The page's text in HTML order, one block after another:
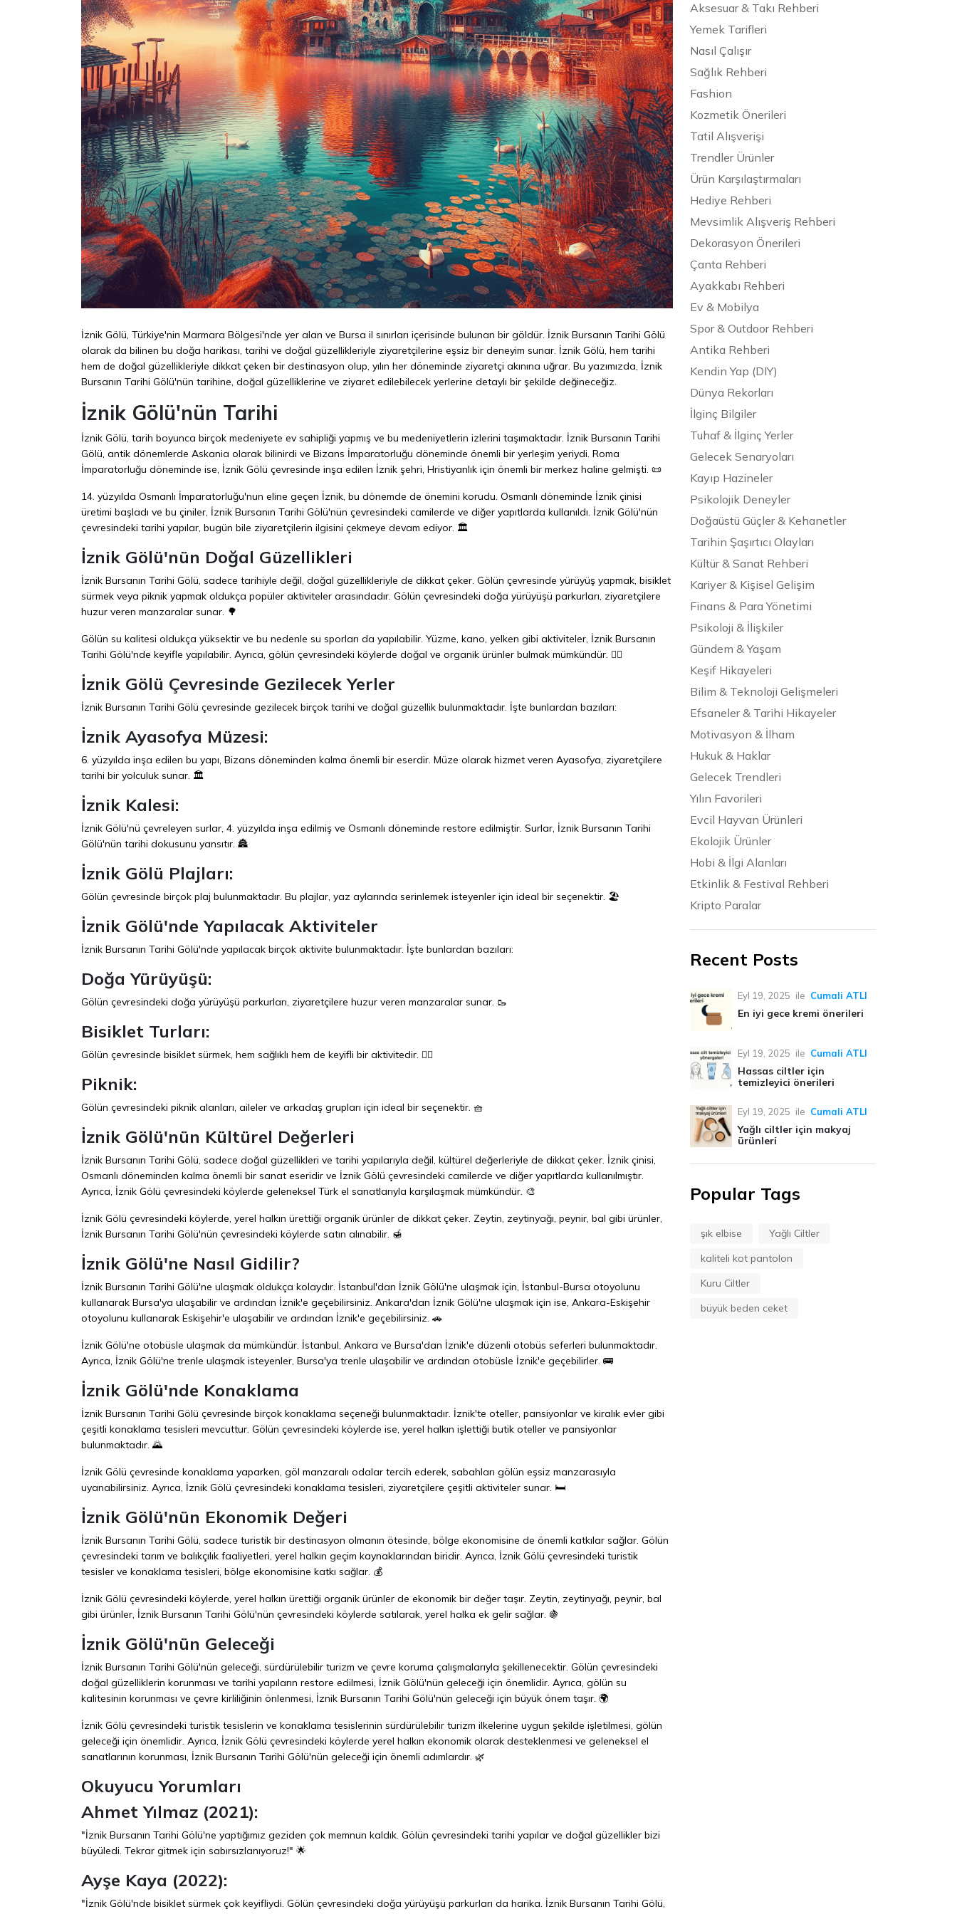
İznik Gölü, Türkiye'nin Marmara Bölgesi'nde yer alan ve Bursa il sınırları içerisinde bulunan bir göldür. İznik Bursanın Tarihi Gölü
olarak da bilinen bu doğa harikası, tarihi ve doğal güzellikleriyle ziyaretçilerine eşsiz bir deneyim sunar. İznik Gölü, hem tarihi
hem de doğal güzellikleriyle dikkat çeken bir destinasyon olup, yılın her döneminde ziyaretçi akınına uğrar. Bu yazımızda, İznik
Bursanın Tarihi Gölü'nün tarihine, doğal güzelliklerine ve ziyaret edilebilecek yerlerine detaylı bir şekilde değineceğiz.
İznik Gölü'nün Tarihi
İznik Gölü, tarih boyunca birçok medeniyete ev sahipliği yapmış ve bu medeniyetlerin izlerini taşımaktadır. İznik Bursanın Tarihi
Gölü, antik dönemlerde Askania olarak bilinirdi ve Bizans İmparatorluğu döneminde önemli bir yerleşim yeriydi. Roma
İmparatorluğu döneminde ise, İznik Gölü çevresinde inşa edilen İznik şehri, Hristiyanlık için önemli bir merkez haline gelmişti. 📜
14. yüzyılda Osmanlı İmparatorluğu'nun eline geçen İznik, bu dönemde de önemini korudu. Osmanlı döneminde İznik çinisi
üretimi başladı ve bu çiniler, İznik Bursanın Tarihi Gölü'nün çevresindeki camilerde ve diğer yapıtlarda kullanıldı. İznik Gölü'nün
çevresindeki tarihi yapılar, bugün bile ziyaretçilerin ilgisini çekmeye devam ediyor. 🏛️
İznik Gölü'nün Doğal Güzellikleri
İznik Bursanın Tarihi Gölü, sadece tarihiyle değil, doğal güzellikleriyle de dikkat çeker. Gölün çevresinde yürüyüş yapmak, bisiklet
sürmek veya piknik yapmak oldukça popüler aktiviteler arasındadır. Gölün çevresindeki doğa yürüyüşü parkurları, ziyaretçilere
huzur veren manzaralar sunar. 🌳
Gölün su kalitesi oldukça yüksektir ve bu nedenle su sporları da yapılabilir. Yüzme, kano, yelken gibi aktiviteler, İznik Bursanın
Tarihi Gölü'nde keyifle yapılabilir. Ayrıca, gölün çevresindeki köylerde doğal ve organik ürünler bulmak mümkündür. 🚣‍♂️
İznik Gölü Çevresinde Gezilecek Yerler
İznik Bursanın Tarihi Gölü çevresinde gezilecek birçok tarihi ve doğal güzellik bulunmaktadır. İşte bunlardan bazıları:
İznik Ayasofya Müzesi:
6. yüzyılda inşa edilen bu yapı, Bizans döneminden kalma önemli bir eserdir. Müze olarak hizmet veren Ayasofya, ziyaretçilere
tarihi bir yolculuk sunar. 🏛️
İznik Kalesi:
İznik Gölü'nü çevreleyen surlar, 4. yüzyılda inşa edilmiş ve Osmanlı döneminde restore edilmiştir. Surlar, İznik Bursanın Tarihi
Gölü'nün tarihi dokusunu yansıtır. 🏯
İznik Gölü Plajları:
Gölün çevresinde birçok plaj bulunmaktadır. Bu plajlar, yaz aylarında serinlemek isteyenler için ideal bir seçenektir. 🏖️
İznik Gölü'nde Yapılacak Aktiviteler
İznik Bursanın Tarihi Gölü'nde yapılacak birçok aktivite bulunmaktadır. İşte bunlardan bazıları:
Doğa Yürüyüşü:
Gölün çevresindeki doğa yürüyüşü parkurları, ziyaretçilere huzur veren manzaralar sunar. 🥾
Bisiklet Turları:
Gölün çevresinde bisiklet sürmek, hem sağlıklı hem de keyifli bir aktivitedir. 🚴‍♂️
Piknik:
Gölün çevresindeki piknik alanları, aileler ve arkadaş grupları için ideal bir seçenektir. 🧺
İznik Gölü'nün Kültürel Değerleri
İznik Bursanın Tarihi Gölü, sadece doğal güzellikleri ve tarihi yapılarıyla değil, kültürel değerleriyle de dikkat çeker. İznik çinisi,
Osmanlı döneminden kalma önemli bir sanat eseridir ve İznik Gölü çevresindeki camilerde ve diğer yapıtlarda kullanılmıştır.
Ayrıca, İznik Gölü çevresindeki köylerde geleneksel Türk el sanatlarıyla karşılaşmak mümkündür. 🎨
İznik Gölü çevresindeki köylerde, yerel halkın ürettiği organik ürünler de dikkat çeker. Zeytin, zeytinyağı, peynir, bal gibi ürünler,
İznik Bursanın Tarihi Gölü'nün çevresindeki köylerde satın alınabilir. 🍯
İznik Gölü'ne Nasıl Gidilir?
İznik Bursanın Tarihi Gölü'ne ulaşmak oldukça kolaydır. İstanbul'dan İznik Gölü'ne ulaşmak için, İstanbul-Bursa otoyolunu
kullanarak Bursa'ya ulaşabilir ve ardından İznik'e geçebilirsiniz. Ankara'dan İznik Gölü'ne ulaşmak için ise, Ankara-Eskişehir
otoyolunu kullanarak Eskişehir'e ulaşabilir ve ardından İznik'e geçebilirsiniz. 🚗
İznik Gölü'ne otobüsle ulaşmak da mümkündür. İstanbul, Ankara ve Bursa'dan İznik'e düzenli otobüs seferleri bulunmaktadır.
Ayrıca, İznik Gölü'ne trenle ulaşmak isteyenler, Bursa'ya trenle ulaşabilir ve ardından otobüsle İznik'e geçebilirler. 🚌
İznik Gölü'nde Konaklama
İznik Bursanın Tarihi Gölü çevresinde birçok konaklama seçeneği bulunmaktadır. İznik'te oteller, pansiyonlar ve kiralık evler gibi
çeşitli konaklama tesisleri mevcuttur. Gölün çevresindeki köylerde ise, yerel halkın işlettiği butik oteller ve pansiyonlar
bulunmaktadır. 🌄
İznik Gölü çevresinde konaklama yaparken, göl manzaralı odalar tercih ederek, sabahları gölün eşsiz manzarasıyla
uyanabilirsiniz. Ayrıca, İznik Gölü çevresindeki konaklama tesisleri, ziyaretçilere çeşitli aktiviteler sunar. 🛏️
İznik Gölü'nün Ekonomik Değeri
İznik Bursanın Tarihi Gölü, sadece turistik bir destinasyon olmanın ötesinde, bölge ekonomisine de önemli katkılar sağlar. Gölün
çevresindeki tarım ve balıkçılık faaliyetleri, yerel halkın geçim kaynaklarından biridir. Ayrıca, İznik Gölü çevresindeki turistik
tesisler ve konaklama tesisleri, bölge ekonomisine katkı sağlar. 💰
İznik Gölü çevresindeki köylerde, yerel halkın ürettiği organik ürünler de ekonomik bir değer taşır. Zeytin, zeytinyağı, peynir, bal
gibi ürünler, İznik Bursanın Tarihi Gölü'nün çevresindeki köylerde satılarak, yerel halka ek gelir sağlar. 🍇
İznik Gölü'nün Geleceği
İznik Bursanın Tarihi Gölü'nün geleceği, sürdürülebilir turizm ve çevre koruma çalışmalarıyla şekillenecektir. Gölün çevresindeki
doğal güzelliklerin korunması ve tarihi yapıların restore edilmesi, İznik Gölü'nün geleceği için önemlidir. Ayrıca, gölün su
kalitesinin korunması ve çevre kirliliğinin önlenmesi, İznik Bursanın Tarihi Gölü'nün geleceği için büyük önem taşır. 🌍
İznik Gölü çevresindeki turistik tesislerin ve konaklama tesislerinin sürdürülebilir turizm ilkelerine uygun şekilde işletilmesi, gölün
geleceği için önemlidir. Ayrıca, İznik Gölü çevresindeki köylerde yerel halkın ekonomik olarak desteklenmesi ve geleneksel el
sanatlarının korunması, İznik Bursanın Tarihi Gölü'nün geleceği için önemli adımlardır. 🌿
Okuyucu Yorumları
Ahmet Yılmaz (2021):
"İznik Bursanın Tarihi Gölü'ne yaptığımız geziden çok memnun kaldık. Gölün çevresindeki tarihi yapılar ve doğal güzellikler bizi
büyüledi. Tekrar gitmek için sabırsızlanıyoruz!" 🌟
Ayşe Kaya (2022):
"İznik Gölü'nde bisiklet sürmek çok keyifliydi. Gölün çevresindeki doğa yürüyüşü parkurları da harika. İznik Bursanın Tarihi Gölü,
Aksesuar & Takı Rehberi
Yemek Tarifleri
Nasıl Çalışır
Sağlık Rehberi
Fashion
Kozmetik Önerileri
Tatil Alışverişi
Trendler Ürünler
Ürün Karşılaştırmaları
Hediye Rehberi
Mevsimlik Alışveriş Rehberi
Dekorasyon Önerileri
Çanta Rehberi
Ayakkabı Rehberi
Ev & Mobilya
Spor & Outdoor Rehberi
Antika Rehberi
Kendin Yap (DIY)
Dünya Rekorları
İlginç Bilgiler
Tuhaf & İlginç Yerler
Gelecek Senaryoları
Kayıp Hazineler
Psikolojik Deneyler
Doğaüstü Güçler & Kehanetler
Tarihin Şaşırtıcı Olayları
Kültür & Sanat Rehberi
Kariyer & Kişisel Gelişim
Finans & Para Yönetimi
Psikoloji & İlişkiler
Gündem & Yaşam
Keşif Hikayeleri
Bilim & Teknoloji Gelişmeleri
Efsaneler & Tarihi Hikayeler
Motivasyon & İlham
Hukuk & Haklar
Gelecek Trendleri
Yılın Favorileri
Evcil Hayvan Ürünleri
Ekolojik Ürünler
Hobi & İlgi Alanları
Etkinlik & Festival Rehberi
Kripto Paralar
Recent Posts
Eyl 19, 2025 ile Cumali ATLI
En iyi gece kremi önerileri
Eyl 19, 2025 ile Cumali ATLI
Hassas ciltler için
temizleyici önerileri
Eyl 19, 2025 ile Cumali ATLI
Yağlı ciltler için makyaj
ürünleri
Popular Tags
şık elbise
Yağlı Ciltler
kaliteli kot pantolon
Kuru Ciltler
büyük beden ceket